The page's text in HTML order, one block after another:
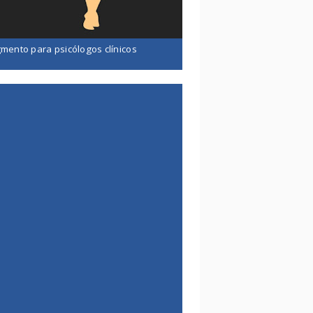
para psicólogos clínicos